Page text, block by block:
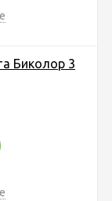
Биколор 3